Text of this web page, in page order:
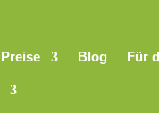
Preise Blog Für